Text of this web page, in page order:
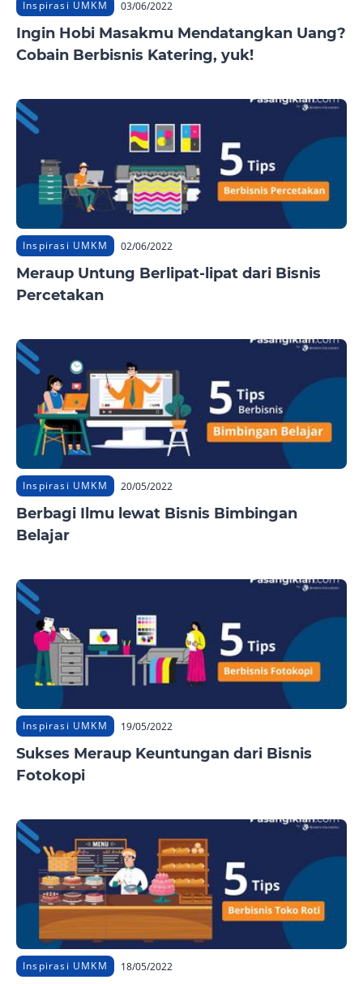
Inspirasi UMKM 03/06/2022
Ingin Hobi Masakmu Mendatangkan Uang?
Cobain Berbisnis Katering, yuk!
Inspirasi UMKM 02/06/2022
Meraup Untung Berlipat-lipat dari Bisnis
Percetakan
Inspirasi UMKM 20/05/2022
Berbagi Ilmu lewat Bisnis Bimbingan
Belajar
Inspirasi UMKM 19/05/2022
Sukses Meraup Keuntungan dari Bisnis
Fotokopi
Inspirasi UMKM 18/05/2022